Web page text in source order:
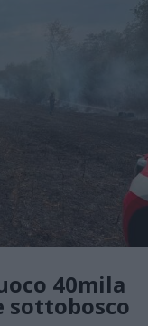
40mila
sottobosco